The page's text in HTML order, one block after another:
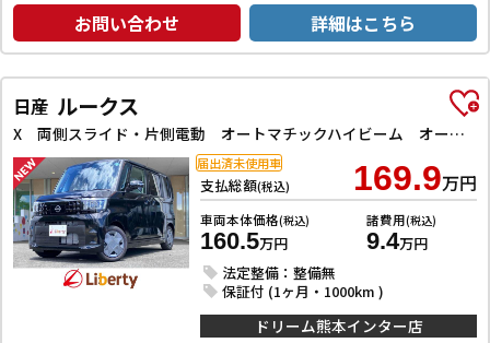
お問い合わせ 詳細はこちら
日産 ルークス
X 両側スライド・片側電動 オートマチックハイビーム オートライト スマートキー アイドリングストップ 電動格納ミラー ベンチシート CVT USB エアコン パワーステアリング パワーウィンドウ
支払総額(税込) 169.9万円
車両本体価格(税込)
160.5万円
諸費用(税込)
9.4万円
法定整備：整備無
保証付 (1ヶ月・1000km )
届出済未使用車
ドリーム熊本インター店